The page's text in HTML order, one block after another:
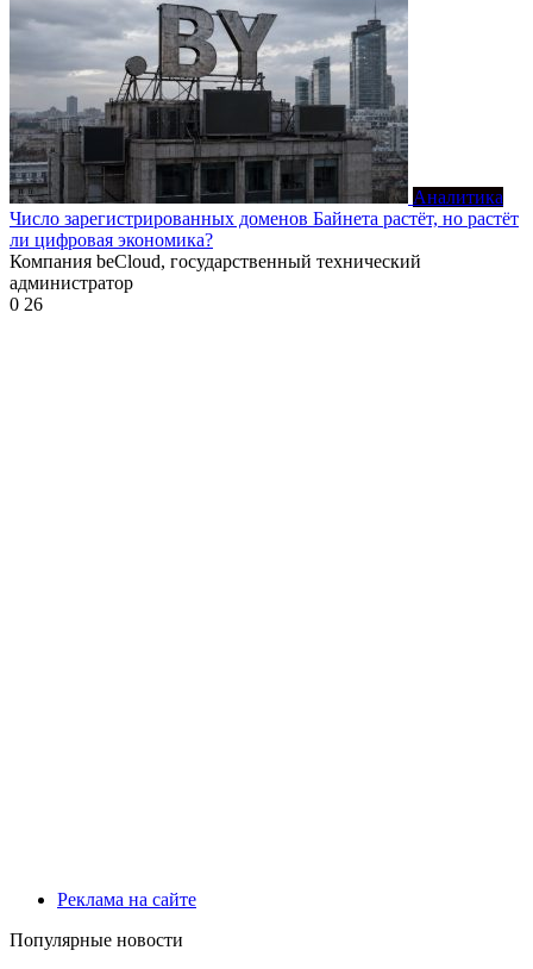
Аналитика
Число зарегистрированных доменов Байнета растёт, но растёт
ли цифровая экономика?
Компания beCloud, государственный технический
администратор
0 26
Реклама на сайте
Популярные новости